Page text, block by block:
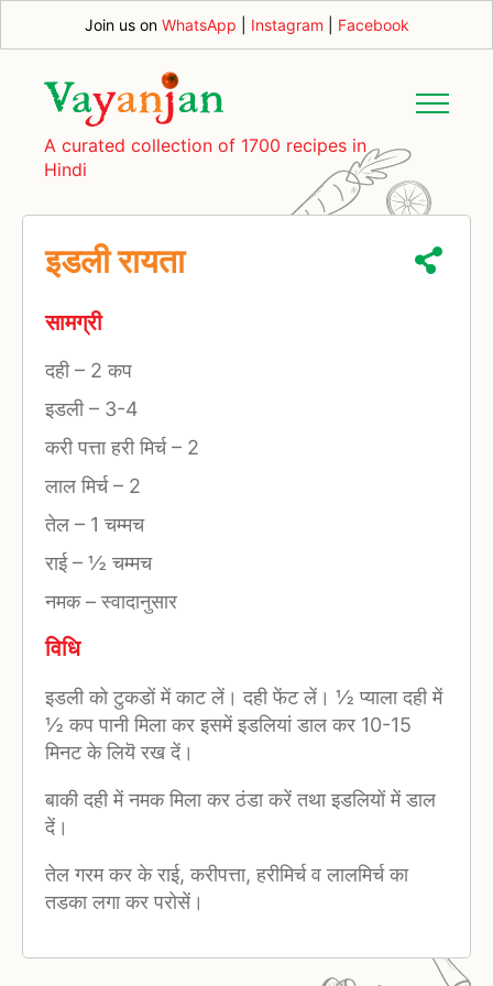
Join us on WhatsApp Instagram Facebook
A curated collection of 1700 recipes in
Hindi
इडली रायता
सामग्री
दही– 2 कप
इडली– 3-4
करी पत्ता हरी मिर्च– 2
लाल मिर्च– 2
तेल – 1 चम्मच
राई– ½ चम्मच
नमक–स्वादानुसार
विधि
इडली को टुकडों में काट लें। दही फेंट लें। ½ प्याला दही में
½ कप पानी मिला कर इसमें इडलियां डाल कर 10-15
मिनट के लियॆ रख दें।
बाकी दही में नमक मिला कर ठंडा करें तथा इडलियों में डाल
दें।
तेल गरम कर के राई, करीपत्ता, हरीमिर्च व लालमिर्च का
तडका लगा कर परोसें।